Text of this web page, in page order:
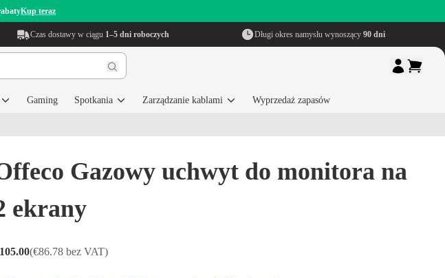
Kup teraz
Czas dostawy w ciągu 1–5 dni roboczych Długi okres namysłu wynoszący 90 dni
Gaming Spotkania Zarządzanie kablami Wyprzedaż zapasów
Gazowy uchwyt do monitora na
ekrany
(€86.78 bez VAT)